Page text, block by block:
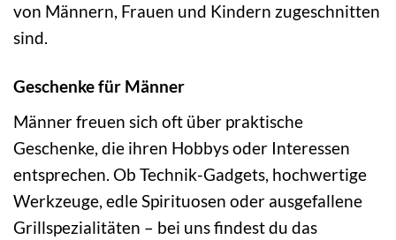
von Männern, Frauen und Kindern zugeschnitten
sind.
Geschenke für Männer
Männer freuen sich oft über praktische
Geschenke, die ihren Hobbys oder Interessen
entsprechen. Ob Technik-Gadgets, hochwertige
Werkzeuge, edle Spirituosen oder ausgefallene
Grillspezialitäten – bei uns findest du das